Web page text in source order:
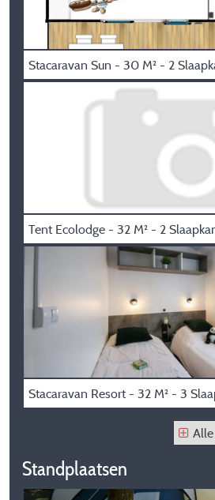
Stacaravan Sun - 30 M² - 2
Tent Ecolodge - 32 M² - 2
Stacaravan Resort - 32 M² - 3
Standplaatsen